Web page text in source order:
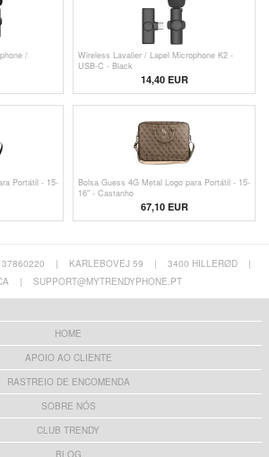
/
Wireless Lavalier / Lapel Microphone K2 -
USB-C - Black
14,40 EUR
Portátil - 15-
Bolsa Guess 4G Metal Logo para Portátil - 15-
16" - Castanho
67,10 EUR
37860220 | KARLEBOVEJ 59 | 3400 HILLERØD
|
| SUPPORT@MYTRENDYPHONE.PT
HOME
APOIO AO CLIENTE
RASTREIO DE ENCOMENDA
SOBRE NÓS
CLUB TRENDY